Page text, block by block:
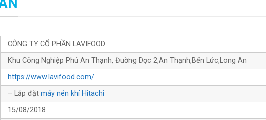
CÔNG TY CỔ PHẦN LAVIFOOD
Khu Công Nghiệp Phú An Thạnh, Đuờng Dọc 2,An Thạnh,Bến Lức,Long An
https://www.lavifood.com/
– Lắp đặt máy nén khí Hitachi
15/08/2018